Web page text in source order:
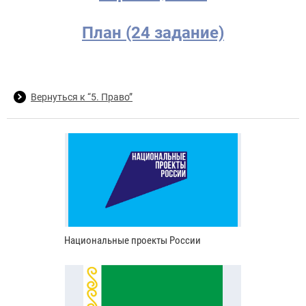
План (24 задание)
Вернуться к “5. Право”
Национальные проекты России